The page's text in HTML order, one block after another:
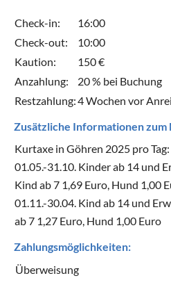
Check-in:
16:00
Check-out:
10:00
Kaution:
150 €
Anzahlung:
20 % bei Buchung
Restzahlung:4 Wochen vor
Zusätzliche Informationen
Kurtaxe in Göhren 2025 pro Tag:
01.05.-31.10. Kinder ab 14 und
Kind ab 7 1,69 Euro, Hund 1,00
01.11.-30.04. Kind ab 14 und
ab 7 1,27 Euro, Hund 1,00 Euro
Zahlungsmöglichkeiten:
Überweisung